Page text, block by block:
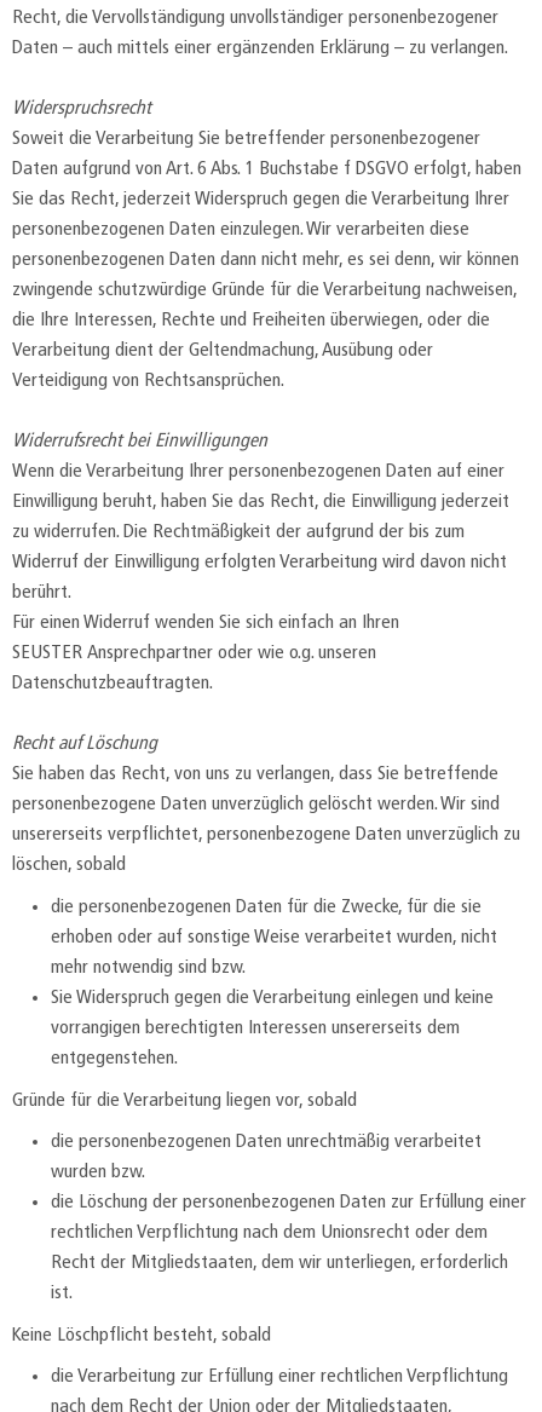
Recht, die Vervollständigung unvollständiger personenbezogener
Daten – auch mittels einer ergänzenden Erklärung – zu verlangen.
Widerspruchsrecht
Soweit die Verarbeitung Sie betreffender personenbezogener
Daten aufgrund von Art. 6 Abs. 1 Buchstabe f DSGVO erfolgt, haben
Sie das Recht, jederzeit Widerspruch gegen die Verarbeitung Ihrer
personenbezogenen Daten einzulegen. Wir verarbeiten diese
personenbezogenen Daten dann nicht mehr, es sei denn, wir können
zwingende schutzwürdige Gründe für die Verarbeitung nachweisen,
die Ihre Interessen, Rechte und Freiheiten überwiegen, oder die
Verarbeitung dient der Geltendmachung, Ausübung oder
Verteidigung von Rechtsansprüchen.
Widerrufsrecht bei Einwilligungen
Wenn die Verarbeitung Ihrer personenbezogenen Daten auf einer
Einwilligung beruht, haben Sie das Recht, die Einwilligung jederzeit
zu widerrufen. Die Rechtmäßigkeit der aufgrund der bis zum
Widerruf der Einwilligung erfolgten Verarbeitung wird davon nicht
berührt.
Für einen Widerruf wenden Sie sich einfach an Ihren
SEUSTER Ansprechpartner oder wie o.g. unseren
Datenschutzbeauftragten.
Recht auf Löschung
Sie haben das Recht, von uns zu verlangen, dass Sie betreffende
personenbezogene Daten unverzüglich gelöscht werden. Wir sind
unsererseits verpflichtet, personenbezogene Daten unverzüglich zu
löschen, sobald
die personenbezogenen Daten für die Zwecke, für die sie
erhoben oder auf sonstige Weise verarbeitet wurden, nicht
mehr notwendig sind bzw.
Sie Widerspruch gegen die Verarbeitung einlegen und keine
vorrangigen berechtigten Interessen unsererseits dem
entgegenstehen.
Gründe für die Verarbeitung liegen vor, sobald
die personenbezogenen Daten unrechtmäßig verarbeitet
wurden bzw.
die Löschung der personenbezogenen Daten zur Erfüllung einer
rechtlichen Verpflichtung nach dem Unionsrecht oder dem
Recht der Mitgliedstaaten, dem wir unterliegen, erforderlich
ist.
Keine Löschpflicht besteht, sobald
die Verarbeitung zur Erfüllung einer rechtlichen Verpflichtung
nach dem Recht der Union oder der Mitgliedstaaten,